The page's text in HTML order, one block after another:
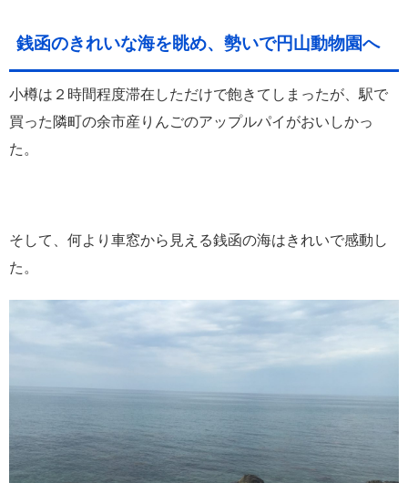
銭函のきれいな海を眺め、勢いで円山動物園へ
小樽は２時間程度滞在しただけで飽きてしまったが、駅で
買った隣町の余市産りんごのアップルパイがおいしかっ
た。
そして、何より車窓から見える銭函の海はきれいで感動し
た。